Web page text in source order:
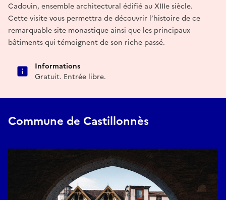
Cadouin, ensemble architectural édifié au XIIIe siècle.
Cette visite vous permettra de découvrir l’histoire de ce
remarquable site monastique ainsi que les principaux
bâtiments qui témoignent de son riche passé.
Informations
Gratuit. Entrée libre.
Commune de Castillonnès